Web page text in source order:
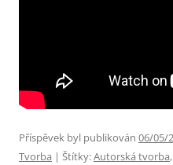
Příspěvek byl publikován 06/05/
Tvorba | Štítky:Autorská tvorba,